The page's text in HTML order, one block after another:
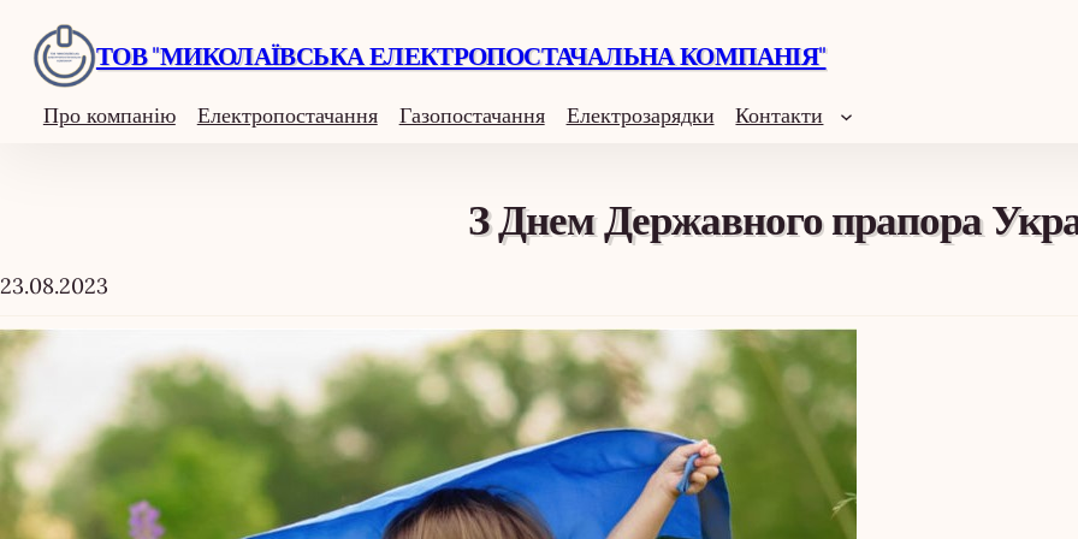
Перейти
вмісту
ТОВ "МИКОЛАЇВСЬКА ЕЛЕКТРОПОСТАЧАЛЬНА КОМПАНІЯ"
Про компанію Електропостачання Газопостачання Електрозарядки Контакти
З Днем Державного прапора
23.08.2023